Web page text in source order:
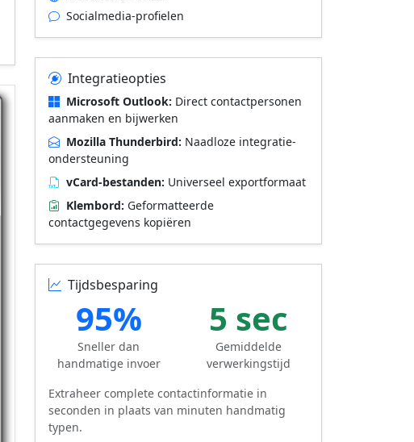
Socialmedia-profielen
Integratieopties
Microsoft Outlook: Direct contactpersonen
aanmaken en bijwerken
Mozilla Thunderbird: Naadloze integratie-
ondersteuning
vCard-bestanden: Universeel exportformaat
Klembord: Geformatteerde
contactgegevens kopiëren
Tijdsbesparing
95%
Sneller dan
handmatige invoer
5 sec
Gemiddelde
verwerkingstijd
Extraheer complete contactinformatie in
seconden in plaats van minuten handmatig
typen.